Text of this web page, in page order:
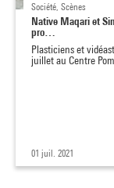
Société, Scènes
Native Maqari et
pro…
Plasticiens et
juillet au Centre
01 juil. 2021